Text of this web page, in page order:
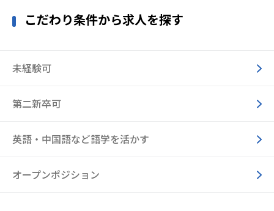
こだわり条件から求人を探す
未経験可
第二新卒可
英語・中国語など語学を活かす
オープンポジション